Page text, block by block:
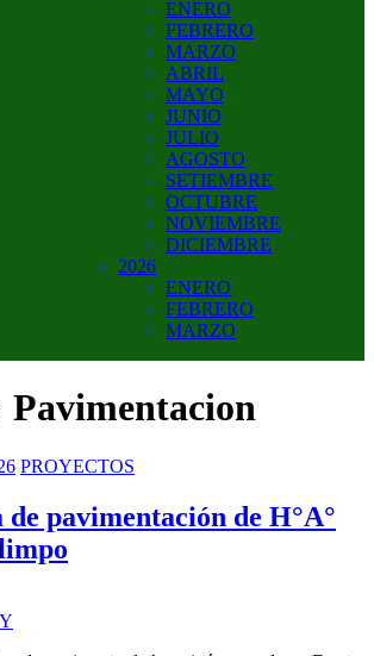
ENERO
FEBRERO
MARZO
ABRIL
MAYO
JUNIO
JULIO
AGOSTO
SETIEMBRE
OCTUBRE
NOVIEMBRE
DICIEMBRE
2026
ENERO
FEBRERO
MARZO
Pavimentacion
PROYECTOS
de pavimentación de H°A°